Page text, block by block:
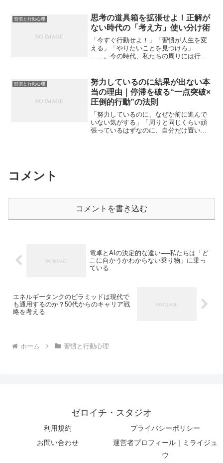
できない理由を次々と並べてしまう。そ
して後から、「なんで自分...
習慣と行動心理
思考の道具箱を拡張せよ！正解が
ない時代の「考え方」使い分け術
「今すぐ行動せよ！」「習慣が人生を変
える」「やりたいことを見つけろ」
……。今の時代、私たちの周りには行動
言葉で正解を語り、本屋に行けば相反す
るメソッドが隣り合わせで並...
習慣と行動心理
努力しているのに結果が出ない本
当の理由｜停滞を破る“一点突破×
圧倒的行動”の法則
「努力しているのに、なぜか前に進んで
いない気がする」「周りと同じくらい頑
張っているはずなのに、自分だけ置いて
コメント
コメントを書き込む
電卓とAIの決定的な違い──私たちは「ど
こに向かうかわからない乗り物」に乗っ
ている
エネルギータンクのピラミッドは現代で
も通用するのか？50代からのキャリア戦
略を考える
ホーム 習慣と行動心理
ゼロイチ・スタジオ
利用規約
プライバシーポリシー
お問い合わせ
運営者プロフィール｜ミライジュ
ウ